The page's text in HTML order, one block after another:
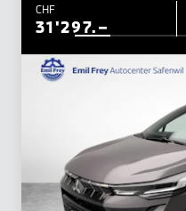
CHF
31'297.–